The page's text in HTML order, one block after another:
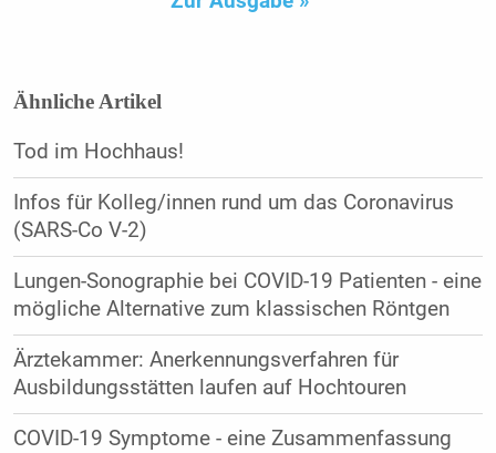
Ähnliche Artikel
Tod im Hochhaus!
Infos für Kolleg/innen rund um das Coronavirus
(SARS-Co V-2)
Lungen-Sonographie bei COVID-19 Patienten - eine
mögliche Alternative zum klassischen Röntgen
Ärztekammer: Anerkennungsverfahren für
Ausbildungsstätten laufen auf Hochtouren
COVID-19 Symptome - eine Zusammenfassung